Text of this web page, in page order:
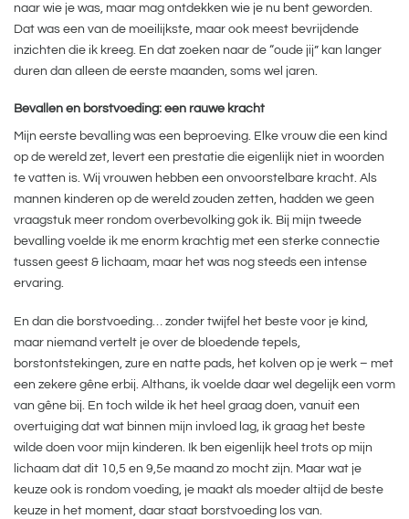
naar wie je was, maar mag ontdekken wie je nu bent geworden.
Dat was een van de moeilijkste, maar ook meest bevrijdende
inzichten die ik kreeg. En dat zoeken naar de “oude jij” kan langer
duren dan alleen de eerste maanden, soms wel jaren.
Bevallen en borstvoeding: een rauwe kracht
Mijn eerste bevalling was een beproeving. Elke vrouw die een kind
op de wereld zet, levert een prestatie die eigenlijk niet in woorden
te vatten is. Wij vrouwen hebben een onvoorstelbare kracht. Als
mannen kinderen op de wereld zouden zetten, hadden we geen
vraagstuk meer rondom overbevolking gok ik. Bij mijn tweede
bevalling voelde ik me enorm krachtig met een sterke connectie
tussen geest & lichaam, maar het was nog steeds een intense
ervaring.
En dan die borstvoeding… zonder twijfel het beste voor je kind,
maar niemand vertelt je over de bloedende tepels,
borstontstekingen, zure en natte pads, het kolven op je werk – met
een zekere gêne erbij. Althans, ik voelde daar wel degelijk een vorm
van gêne bij. En toch wilde ik het heel graag doen, vanuit een
overtuiging dat wat binnen mijn invloed lag, ik graag het beste
wilde doen voor mijn kinderen. Ik ben eigenlijk heel trots op mijn
lichaam dat dit 10,5 en 9,5e maand zo mocht zijn. Maar wat je
keuze ook is rondom voeding, je maakt als moeder altijd de beste
keuze in het moment, daar staat borstvoeding los van.